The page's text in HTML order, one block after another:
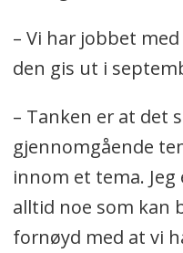
– Vi har jobbet
den gis ut i
– Tanken er at det
gjennomgående
innom et tema.
alltid noe som kan
fornøyd med at vi